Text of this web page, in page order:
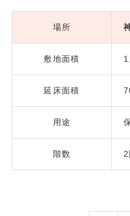
場所
敷地面積
延床面積
用途
階数